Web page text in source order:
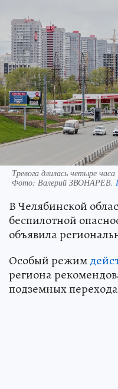
Тревога длилась четыре часа
Фото: Валерий ЗВОНАРЕВ.
В Челябинской
беспилотной
объявила
Особый режим
региона
подземных